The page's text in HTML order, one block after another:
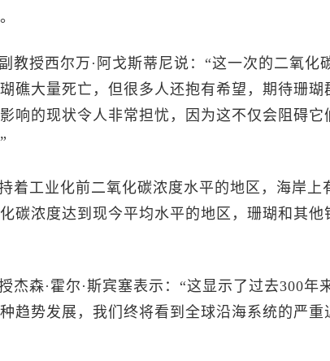
教授西尔万·阿戈斯蒂尼说：“这一次的二氧化
礁大量死亡，但很多人还抱有希望，期待珊瑚
响的现状令人非常担忧，因为这不仅会阻碍它
着工业化前二氧化碳浓度水平的地区，海岸上
碳浓度达到现今平均水平的地区，珊瑚和其他
杰森·霍尔·斯宾塞表示：“这显示了过去300年
趋势发展，我们终将看到全球沿海系统的严重